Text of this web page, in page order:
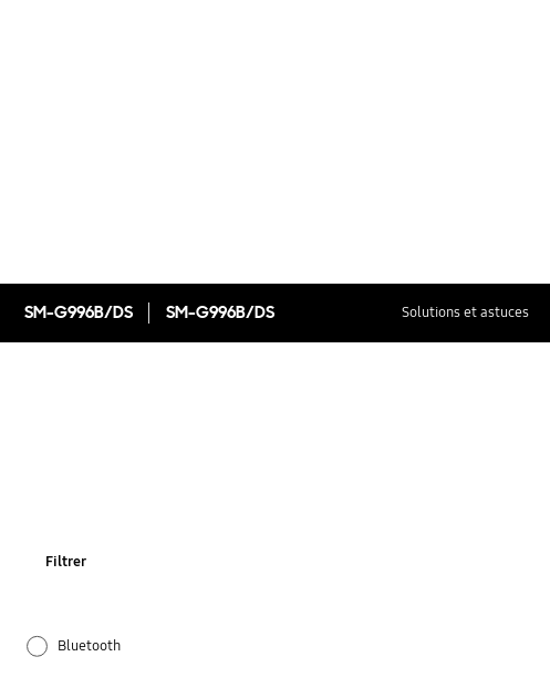
SM-G996B/DS SM-G996B/DS Solutions et astuces
Filtrer
Bluetooth